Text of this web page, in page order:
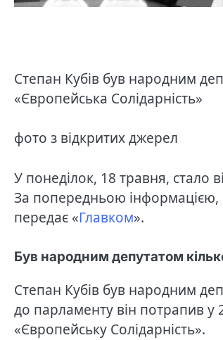
Степан Кубів був народним
«Європейська Солідарність»
фото з відкритих джерел
У понеділок, 18 травня, стало
За попередньою
передає «Главком».
Був народним депутатом
Степан Кубів був народним
до парламенту він потрапив у
«Європейську Солідарність».